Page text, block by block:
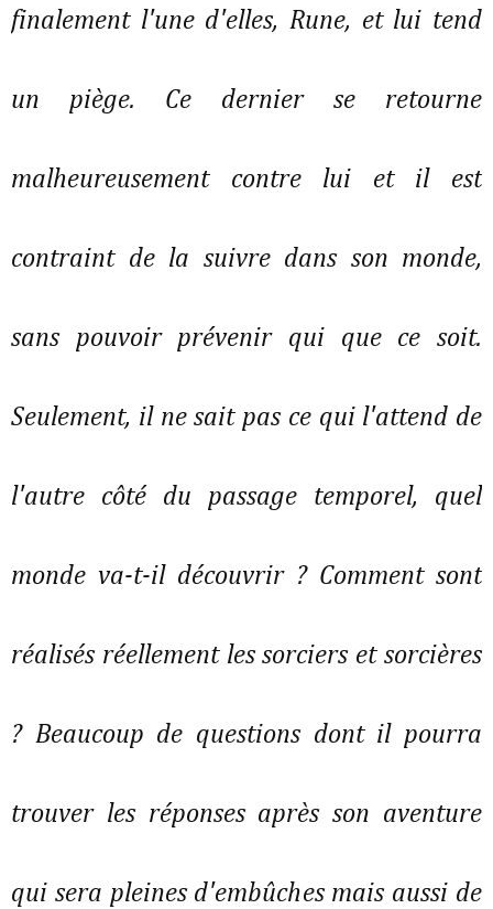
finalement l'une d'elles, Rune, et lui tend
un piège. Ce dernier se retourne
malheureusement contre lui et il est
contraint de la suivre dans son monde,
sans pouvoir prévenir qui que ce soit.
Seulement, il ne sait pas ce qui l'attend de
l'autre côté du passage temporel, quel
monde va-t-il découvrir ? Comment sont
réalisés réellement les sorciers et sorcières
? Beaucoup de questions dont il pourra
trouver les réponses après son aventure
qui sera pleines d'embûches mais aussi de